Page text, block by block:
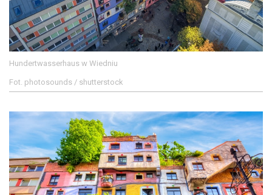
Hundertwasserhaus w Wiedniu
Fot. photosounds / shutterstock